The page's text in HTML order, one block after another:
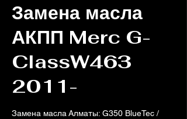
Замена масла
АКПП Merc G-
ClassW463
2011-
Замена масла Алматы: G350 BlueTec /